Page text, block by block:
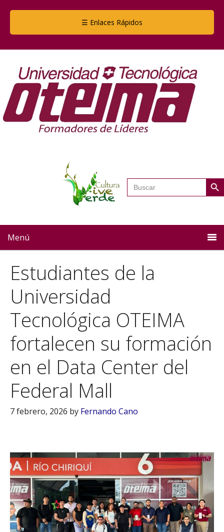
☰ Enlaces Rápidos
Buscar: Botón
Menú
Estudiantes de la
Universidad
Tecnológica OTEIMA
fortalecen su formación
en el Data Center del
Federal Mall
7 febrero, 2026 by Fernando Cano